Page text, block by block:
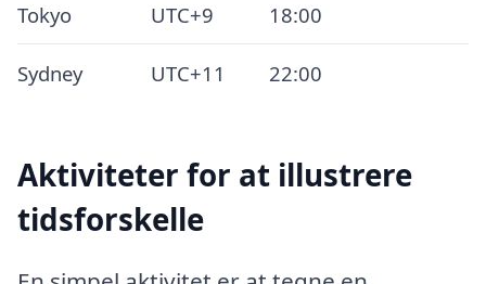
Tokyo UTC+9 18:00
Sydney UTC+11 22:00
Aktiviteter for at illustrere
tidsforskelle